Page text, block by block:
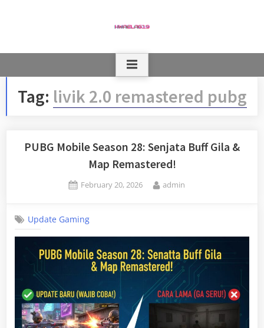
Tag: livik 2.0 remastered pubg
PUBG Mobile Season 28: Senjata Buff Gila &
Map Remastered!
Posted
February 20, 2026 By
admin
Update Gaming